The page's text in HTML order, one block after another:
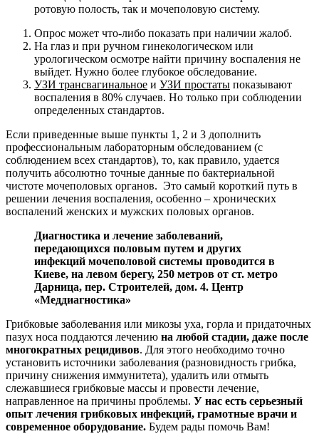
ротовую полость, так и мочеполовую систему.
Опрос может что-либо показать при наличии жалоб.
На глаз и при ручном гинекологическом или
урологическом осмотре найти причину воспаления не
выйдет. Нужно более глубокое обследование.
УЗИ трансвагинальное и УЗИ простаты показывают
воспаления в 80% случаев. Но только при соблюдении
определенных стандартов.
Если приведенные выше пункты 1, 2 и 3 дополнить
профессиональным лабораторным обследованием (с
соблюдением всех стандартов), то, как правило, удается
получить абсолютно точные данные по бактериальной
чистоте мочеполовых органов. Это самый короткий путь в
решении лечения воспаления, особенно – хронических
воспалений женских и мужских половых органов.
Диагностика и лечение заболеваний,
передающихся половым путем и других
инфекций мочеполовой системы проводится в
Киеве, на левом берегу, 250 метров от ст. метро
Дарница, пер. Строителей, дом. 4. Центр
«Меддиагностика»
Грибковые заболевания или микозы уха, горла и придаточных
пазух носа поддаются лечению на любой стадии, даже после
многократных рецидивов. Для этого необходимо точно
установить источники заболевания (разновидность грибка,
причину снижения иммунитета), удалить или отмыть
слежавшиеся грибковые массы и провести лечение,
направленное на причины проблемы. У нас есть серьезный
опыт лечения грибковых инфекций, грамотные врачи и
современное оборудование. Будем рады помочь Вам!